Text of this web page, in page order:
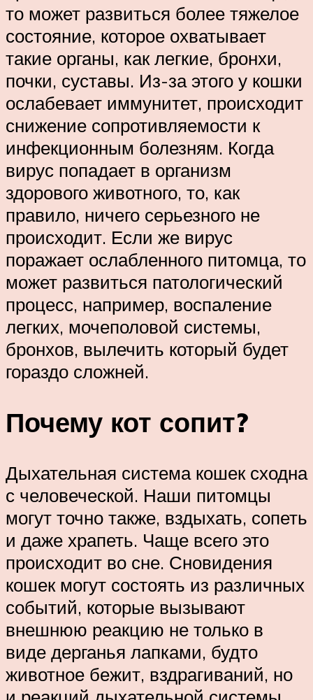
то может развиться более тяжелое
состояние, которое охватывает
такие органы, как легкие, бронхи,
почки, суставы. Из-за этого у кошки
ослабевает иммунитет, происходит
снижение сопротивляемости к
инфекционным болезням. Когда
вирус попадает в организм
здорового животного, то, как
правило, ничего серьезного не
происходит. Если же вирус
поражает ослабленного питомца, то
может развиться патологический
процесс, например, воспаление
легких, мочеполовой системы,
бронхов, вылечить который будет
гораздо сложней.
Почему кот сопит?
Дыхательная система кошек сходна
с человеческой. Наши питомцы
могут точно также, вздыхать, сопеть
и даже храпеть. Чаще всего это
происходит во сне. Сновидения
кошек могут состоять из различных
событий, которые вызывают
внешнюю реакцию не только в
виде дерганья лапками, будто
животное бежит, вздрагиваний, но